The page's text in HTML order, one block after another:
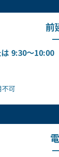
前
9:30～10:00
可